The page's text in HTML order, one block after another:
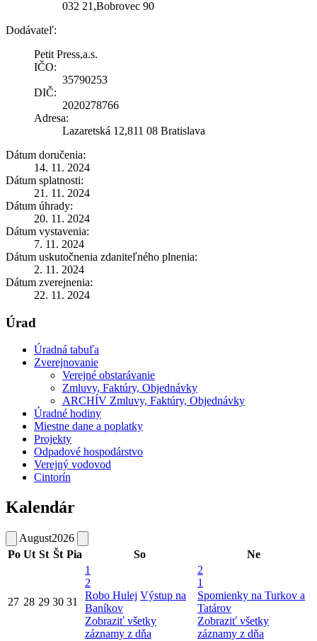
032 21,Bobrovec 90
Dodávateľ:
Petit Press,a.s.
IČO:
35790253
DIČ:
2020278766
Adresa:
Lazaretská 12,811 08 Bratislava
Dátum doručenia:
14. 11. 2024
Dátum splatnosti:
21. 11. 2024
Dátum úhrady:
20. 11. 2024
Dátum vystavenia:
7. 11. 2024
Dátum uskutočnenia zdaniteľného plnenia:
2. 11. 2024
Dátum zverejnenia:
22. 11. 2024
Úrad
Úradná tabuľa
Zverejnovanie
Verejné obstarávanie
Zmluvy, Faktúry, Objednávky
ARCHÍV Zmluvy, Faktúry, Objednávky
Úradné hodiny
Miestne dane a poplatky
Projekty
Odpadové hospodárstvo
Verejný vodovod
Cintorín
Kalendár
August2026
Po Ut St Št Pia So Ne
27 28 29 30 31
1
2
Robo Hulej Výstup na
Baníkov
Zobraziť všetky
záznamy z dňa
2
1
Spomienky na Turkov a
Tatárov
Zobraziť všetky
záznamy z dňa